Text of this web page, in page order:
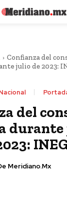
Confianza del
julio de 2023:
del
durante
Meridiano.mx